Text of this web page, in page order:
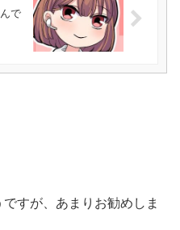
で
すが、あまりお勧めしま